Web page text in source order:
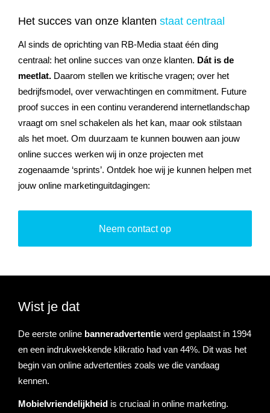
Het succes van onze klanten staat centraal
Al sinds de oprichting van RB-Media staat één ding
centraal: het online succes van onze klanten. Dát is de
meetlat. Daarom stellen we kritische vragen; over het
bedrijfsmodel, over verwachtingen en commitment. Future
proof succes in een continu veranderend internetlandschap
vraagt om snel schakelen als het kan, maar ook stilstaan
als het moet. Om duurzaam te kunnen bouwen aan jouw
online succes werken wij in onze projecten met
zogenaamde ‘sprints’. Ontdek hoe wij je kunnen helpen met
jouw online marketinguitdagingen:
Neem contact op
Wist je dat
De eerste online banneradvertentie werd geplaatst in 1994
en een indrukwekkende klikratio had van 44%. Dit was het
begin van online advertenties zoals we die vandaag
kennen.
Mobielvriendelijkheid is cruciaal in online marketing.